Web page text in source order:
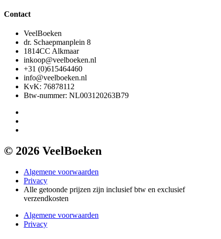
Contact
VeelBoeken
dr. Schaepmanplein 8
1814CC Alkmaar
inkoop@veelboeken.nl
+31 (0)615464460
info@veelboeken.nl
KvK: 76878112
Btw-nummer: NL003120263B79
© 2026 VeelBoeken
Algemene voorwaarden
Privacy
Alle getoonde prijzen zijn inclusief btw en exclusief
verzendkosten
Algemene voorwaarden
Privacy